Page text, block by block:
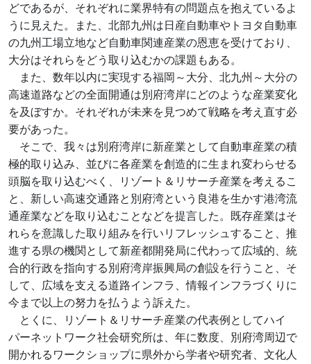
どであるが、それぞれに業界特有の問題点を抱えているよ
うに見えた。また、北部九州は日産自動車やトヨタ自動車
の九州工場立地など自動車関連産業の恩恵を受けており、
大分はそれらをどう取り込むかの課題もある。
また、数年以内に実現する福岡～大分、北九州～大分の
高速道路などの全面開通は別府湾岸にどのような産業変化
を及ぼすか。それぞれが未来を見つめて戦略を考え直す必
要があった。
そこで、我々は別府湾岸に新産業として自動車産業の積
極的取り込み、並びに各産業を創造的に生まれ変わらせる
頭脳を取り込むべく、リゾート＆リサーチ産業を考えるこ
と、新しい高速交通路と別府湾という良港を生かす港湾流
通産業などを取り込むことなどを提言した。既存産業はそ
れらを意識した取り組みを行いリフレッシュすること、推
進する県の機関として新産都開発局に代わって広域的、統
合的行政を指向する別府湾岸振興局の創設を行うこと、そ
して、広域を支える道路インフラ、情報インフラづくりに
今まで以上の努力を払うよう訴えた。
とくに、リゾート＆リサーチ産業の代表例としてハイ
パーネットワーク社会研究所は、年に数度、別府湾周辺で
開かれるワークショップに県外から学者や研究者、文化人